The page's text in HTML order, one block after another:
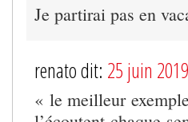
Je partirai pas en
renato dit: 25 juin
« le meilleur